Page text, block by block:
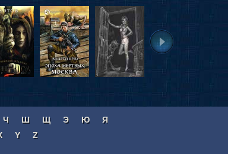
Ч Ш Щ Э Ю
Я
Y Z